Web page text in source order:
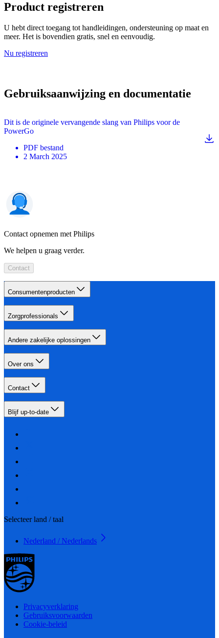
Product registreren
U hebt direct toegang tot handleidingen, ondersteuning op maat en
meer. Het is bovendien gratis, snel en eenvoudig.
Nu registreren
Gebruiksaanwijzing en documentatie
Dit is de originele vervangende slang van Philips voor de
PowerGo
PDF bestand
2 March 2025
Contact opnemen met Philips
We helpen u graag verder.
Contact
Consumentenproducten
Zorgprofessionals
Andere zakelijke oplossingen
Over ons
Contact
Blijf up-to-date
Selecteer land / taal
Nederland / Nederlands
Privacyverklaring
Gebruiksvoorwaarden
Cookie-beleid